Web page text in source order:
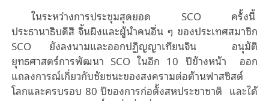
ในระหว่างการประชุมสุดยอด SCO ครั้งนี้
ประธานาธิบดีสี จิ้นผิงและผู้นําคนอื่น ๆ ของประเทศสมาชิก
SCO ยังลงนามและออกปฏิญญาเทียนจิน อนุมัติ
ยุทธศาสตร์การพัฒนา SCO ในอีก 10 ปีข้างหน้า ออก
แถลงการณ์เกี่ยวกับชัยชนะของสงครามต่อต้านฟาสซิสต์
โลกและครบรอบ 80 ปีของการก่อตั้งสหประชาชาติ และได้